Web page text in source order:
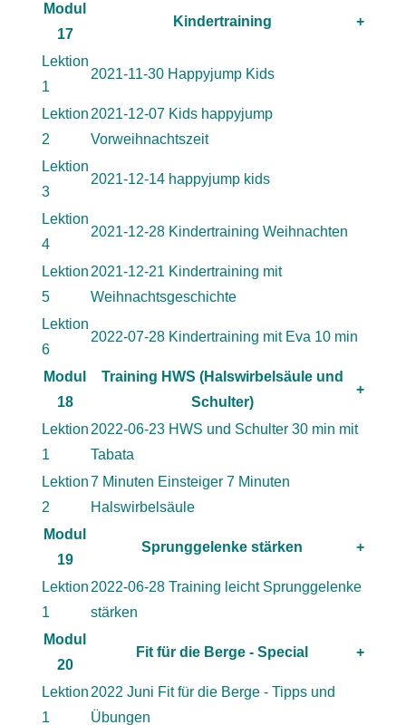
Modul
17
Kindertraining +
Lektion
1
2021-11-30 Happyjump Kids
Lektion
2
2021-12-07 Kids happyjump
Vorweihnachtszeit
Lektion
3
2021-12-14 happyjump kids
Lektion
4
2021-12-28 Kindertraining Weihnachten
Lektion
5
2021-12-21 Kindertraining mit
Weihnachtsgeschichte
Lektion
6
2022-07-28 Kindertraining mit Eva 10 min
Modul
18
Training HWS (Halswirbelsäule und
Schulter)
+
Lektion
1
2022-06-23 HWS und Schulter 30 min mit
Tabata
Lektion
2
7 Minuten Einsteiger 7 Minuten
Halswirbelsäule
Modul
19
Sprunggelenke stärken +
Lektion
1
2022-06-28 Training leicht Sprunggelenke
stärken
Modul
20
Fit für die Berge - Special +
Lektion
1
2022 Juni Fit für die Berge - Tipps und
Übungen